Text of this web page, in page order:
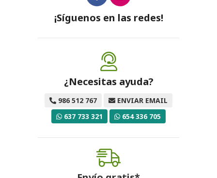
¡Síguenos en las redes!
¿Necesitas ayuda?
986 512 767
ENVIAR EMAIL
637 733 321
654 336 705